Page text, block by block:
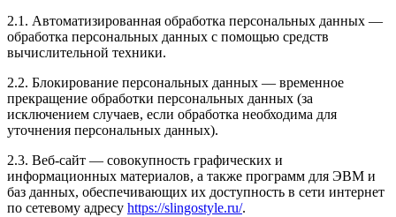
2.1. Автоматизированная обработка персональных данных —
обработка персональных данных с помощью средств
вычислительной техники.
2.2. Блокирование персональных данных — временное
прекращение обработки персональных данных (за
исключением случаев, если обработка необходима для
уточнения персональных данных).
2.3. Веб-сайт — совокупность графических и
информационных материалов, а также программ для ЭВМ и
баз данных, обеспечивающих их доступность в сети интернет
по сетевому адресу https://slingostyle.ru/.